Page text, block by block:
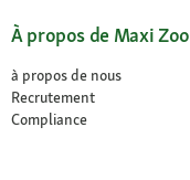
À propos de Maxi Zoo
à propos de nous
Recrutement
Compliance